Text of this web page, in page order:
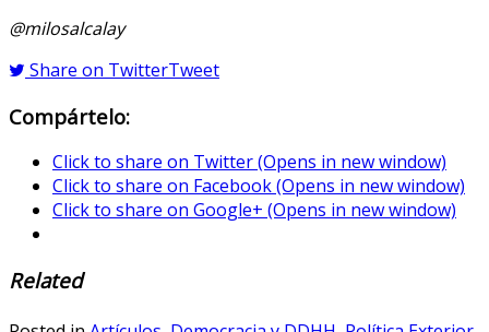
@milosalcalay
Share on TwitterTweet
Compártelo:
Click to share on Twitter (Opens in new window)
Click to share on Facebook (Opens in new window)
Click to share on Google+ (Opens in new window)
Related